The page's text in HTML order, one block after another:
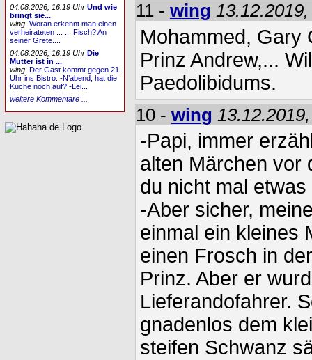
11 - wing
Mohammed, Gary
Prinz Andrew,...
Paedolibidums.
10 - wing
-Papi, immer
alten Märchen vor
du nicht mal
-Aber sicher,
einmal ein kleines
einen Frosch in
Prinz. Aber er
Lieferandofahrer.
gnadenlos dem
steifen Schwanz
04.08.2026, 16:19 Uhr Und wie
bringt sie...
wing:Woran erkennt man einen
verheirateten ... ... Fisch? An
seiner Grete....
04.08.2026, 16:19 Uhr Die
Mutter ist in ...
wing:Der Gast kommt gegen 21
Uhr ins Bistro. -N’abend, hat die
Küche noch auf? -Lei...
weitere Kommentare ...